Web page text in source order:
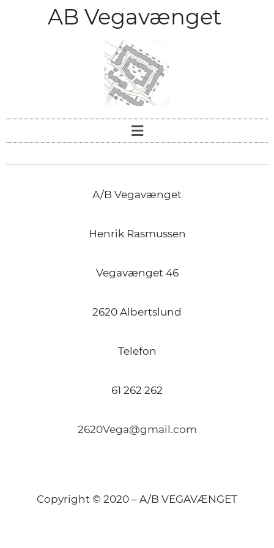
AB Vegavænget
A/B Vegavænget
Henrik Rasmussen
Vegavænget 46
2620 Albertslund
Telefon
61 262 262
2620Vega@gmail.com
Copyright © 2020 – A/B VEGAVÆNGET